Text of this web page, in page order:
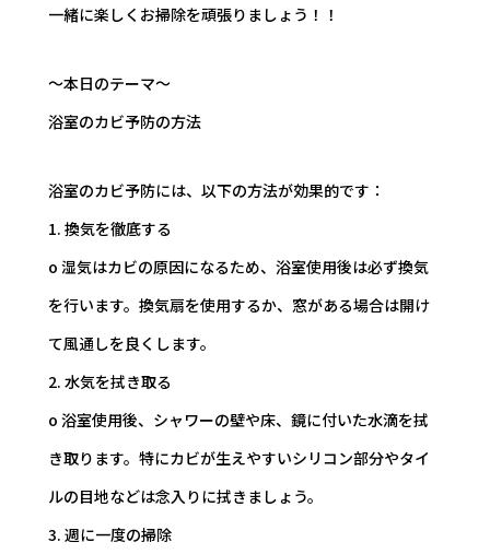
一緒に楽しくお掃除を頑張りましょう！！
～本日のテーマ～
浴室のカビ予防の方法
浴室のカビ予防には、以下の方法が効果的です：
1. 換気を徹底する
o 湿気はカビの原因になるため、浴室使用後は必ず換気
を行います。換気扇を使用するか、窓がある場合は開け
て風通しを良くします。
2. 水気を拭き取る
o 浴室使用後、シャワーの壁や床、鏡に付いた水滴を拭
き取ります。特にカビが生えやすいシリコン部分やタイ
ルの目地などは念入りに拭きましょう。
3. 週に一度の掃除